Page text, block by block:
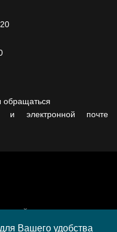
электронной почте
Конкурса социальных и
Вашего удобства